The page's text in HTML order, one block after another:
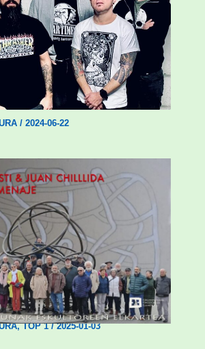
taldeak bere bosgarren
du gaur Abadiñoko
/ 2024-06-22
Zugazti eta Juan Chillida
omenduko ditu bihar
,TOP 1/2025-01-03